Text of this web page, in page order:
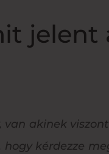
jelent
akinek
kérdezze